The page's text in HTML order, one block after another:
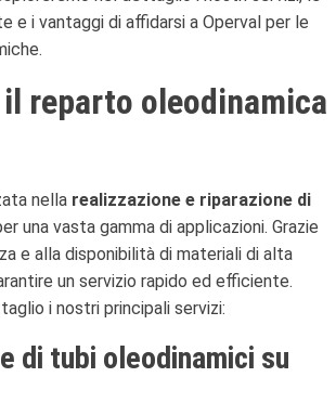
e i vantaggi di affidarsi a Operval per le
reparto oleodinamica
nella realizzazione e riparazione di
una vasta gamma di applicazioni. Grazie
e alla disponibilità di materiali di alta
un servizio rapido ed efficiente.
i nostri principali servizi:
di tubi oleodinamici su